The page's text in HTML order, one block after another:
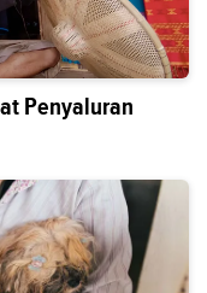
Penyaluran